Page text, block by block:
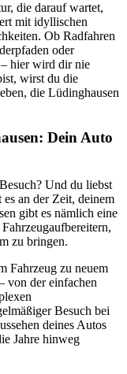
die darauf wartet,
mit idyllischen
Ob Radfahren
oder
hier wird dir nie
wirst du die
die Lüdinghausen
Dein Auto
Und du liebst
an der Zeit, deinem
gibt es nämlich eine
zu bringen.
Fahrzeug zu neuem
von der einfachen
Besuch bei
deines Autos
Jahre hinweg